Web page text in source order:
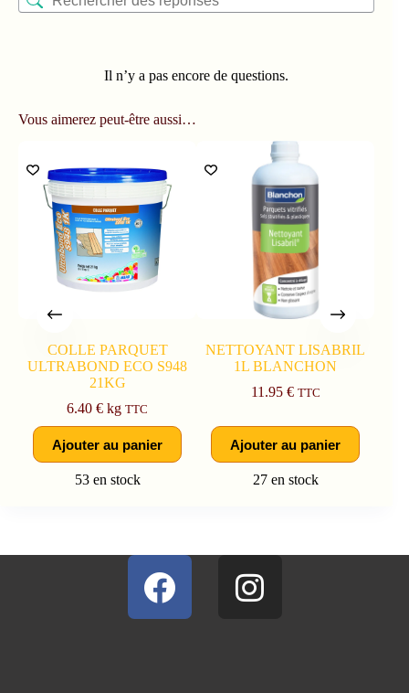
Il n’y a pas encore de questions.
Vous aimerez peut-être aussi…
COLLE PARQUET
ULTRABOND ECO S948
21KG
6.40€ kgTTC
Ajouter au panier
53 en stock
NETTOYANT LISABRIL
1L BLANCHON
11.95 € TTC
Ajouter au panier
27 en stock